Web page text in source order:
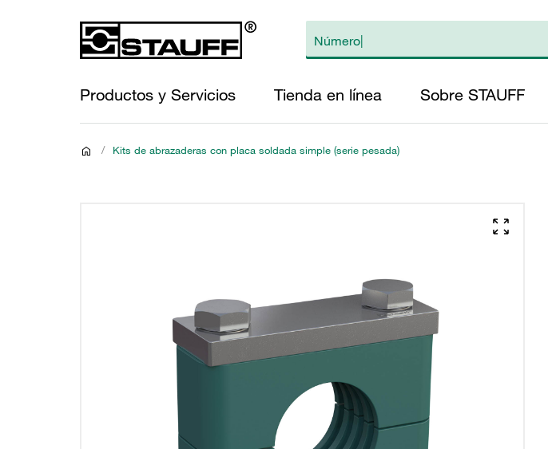
Productos y Servicios Tienda en línea Sobre STAUFF
/ Kits de abrazaderas con placa soldada simple (serie pesada)